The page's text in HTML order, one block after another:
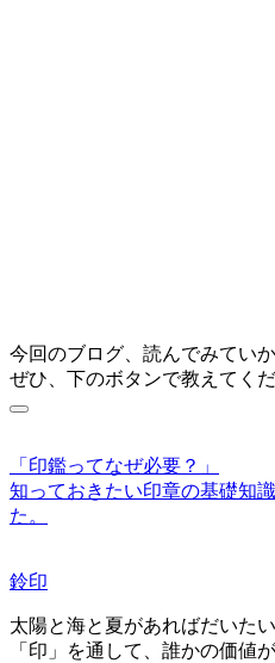
今回のブログ、読んでみてい
ぜひ、下のボタンで教えてくだ
「印鑑ってなぜ必要？」
知っておきたい印章の基礎知
た。
鈴印
太陽と海と夏があればだいた
「印」を通して、誰かの価値